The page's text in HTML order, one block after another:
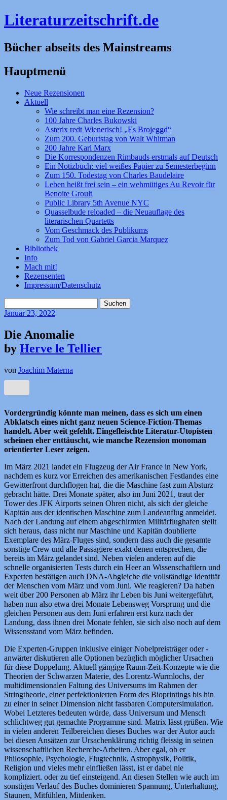
Literaturzeitschrift.de
Bücher abseits des Mainstreams
Hauptmenü
Zum
Inhalt
Neue Rezensionen
Aktuell
Wie schreibt man eine Rezension?
100 Jahre Charles Bukowski
Asterix redt Wienerisch! „Es Brojeggd“
Zum 200. Geburtstag von Walt Whitman
200 Jahre Karl Marx
Die Korrespondenzen Rimbauds erstmals auf Deutsch
Ein Notizbuch: viel weißes Papier zu Semesterbeginn
Zum 150. Todestag von Charles Baudelaire
Leben heißt frei sein – ein wehmütiges Au Revoir für
Benoite Groult
Public Library 5th Avenue NYC
Quasselbude reloaded – die Neuauflage des
literarischen Quartetts
Vom Geschmack des Publikums
Zum Tod von Gabriel Garcia Marquez
Bibliothek
Info
Mach mit!
Rezensenten
Impressum/Datenschutz
nach:
Januar23, 2022
Die Anomalie
by Herve le Tellier
von Joachim Materna
Vordergründig könnte man meinen, dass es sich um einen
Abklatsch eines nicht ganz neuen Science-Fiction-Themas
handelt. Aber weit gefehlt. Eingefleischte Literatur-Utopisten
scheinen eher enttäuscht, wie manche Rezension monoman
orientierter Leser zeigen.
Im März 2021 landet ein Flugzeug der Air France in New York,
nachdem es kurz vor Erreichen des amerikanischen Festlandes eine
Gewitterfront durchflogen hat, die die Maschine fast zum Absturz
gebracht hätte. Drei Monate später, also im Juni 2021, traut der
Tower des JFK Airports seinen Ohren nicht, als sich der gleiche
Kapitän aus der identischen Maschine zum Landeanflug anmeldet.
Nach der Landung auf einem abgeschirmten Militärflughafen stellt
sich heraus, dass nicht nur Maschine und Kapitän doublierte
Exemplare des März-Fluges sind, sondern dass auch die gesamte
sonstige Crew und alle Passagiere exakt denen entsprechen, die
bereits im März gelandet sind. Neben vielen anderen auf die
schnelle organisierten Tests durch ein Heer an Wissenschaftlern und
Experten bestätigen auch DNA-Abgleiche die vollständige Identität
der Menschen vom März und vom Juni. Wie reagieren? Da haben
weit über 200 Personen ab März ihr Leben bis Juni weitergeführt,
haben nun also etwa drei Monate Lebensweg Vorsprung und die
gleichen Personen aus dem Juni erfahren erst kurz nach der
Landung, dass ihnen drei Monate fehlen, sie sich also noch auf dem
Wissensstand vom März befinden.
Die Experten-Gruppen inklusive einiger Nobelpreisträger oder -
anwärter diskutieren alle Optionen bezüglich möglicher Ursachen
für diese Doppelung. Aktuell gängige Raum-Zeit-Konzepte wie die
Theorien der Schwarzen Materie, des Lorentz-Wurmlochs, der
multidimensionalen Faltung des Universums im Rahmen der
Stringtheorie, einer perfektionierten Form des Bioprintings bis hin
zu einer in seiner Dimension nicht fassbaren Computersimulation.
Wobei Letzteres bedeuten würde, dass Universum und Mensch
schlichtweg gut gemachte Programme sind. Matrix lässt grüßen. Wie
in vielen anderen Teilbereichen dieses Buches war der Autor auch
bei diesen Ansätzen zur Ursachenklärung richtig fleissig in seinen
wissenschaftlichen Recherche-Arbeiten. Aber egal, ob er
Philosophie, Psychologie, Flugtechnik, Astrophysik, Politik,
Religion und vieles mehr einfließen lässt, ist er dabei nie
kompliziert. oder zu tief einsteigend. An diesen Stellen wie auch im
sonstigen Verlauf des Buches dominieren Spannung, Unterhaltung,
Staunen, Mitfühlen, Mitdenken.